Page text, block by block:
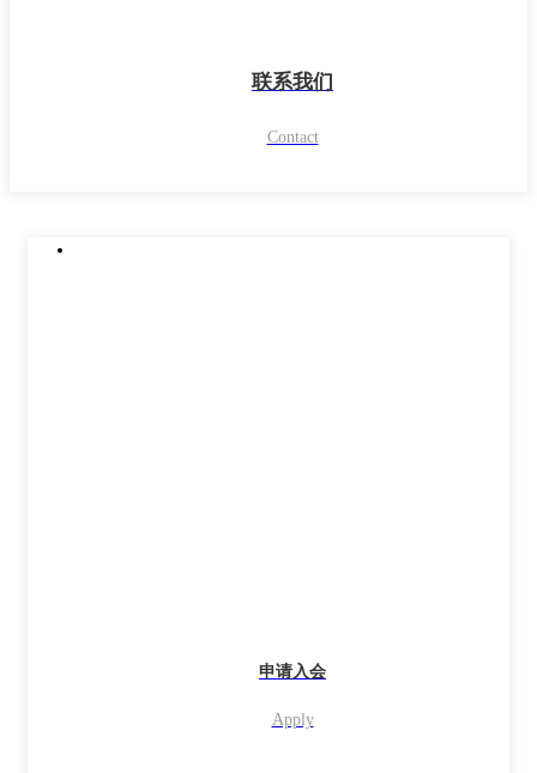
联系我们
Contact
申请入会
Apply